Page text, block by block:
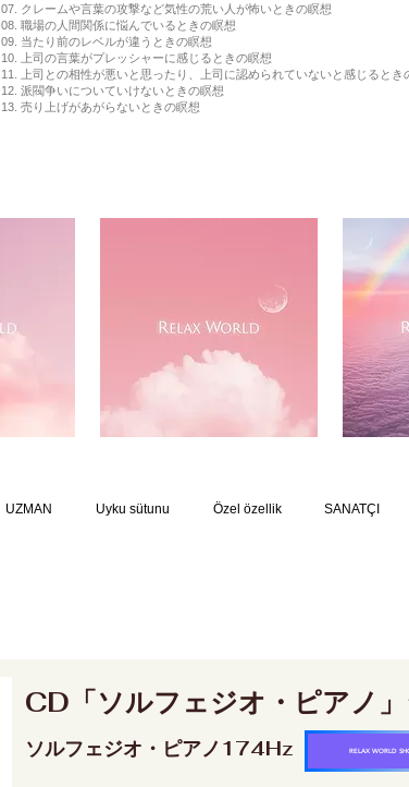
07. クレームや言葉の攻撃など気性の荒い人が怖いときの瞑想
08. 職場の人間関係に悩んでいるときの瞑想
09. 当たり前のレベルが違うときの瞑想
10. 上司の言葉がプレッシャーに感じるときの瞑想
11. 上司との相性が悪いと思ったり、上司に認められていないと感じるとき
12. 派閥争いについていけないときの瞑想
13. 売り上げがあがらないときの瞑想
UZMAN Uyku sütunu Özel özellik SANATÇI
CD「ソルフェジオ・ピアノ
ソルフェジオ・ピアノ174Hz RELAX WORLD